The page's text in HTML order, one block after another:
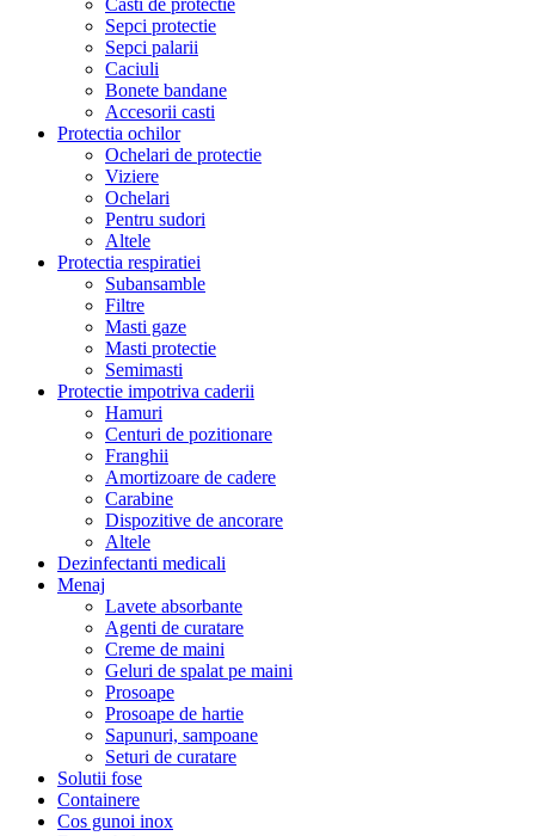
Casti de protectie
Sepci protectie
Sepci palarii
Caciuli
Bonete bandane
Accesorii casti
Protectia ochilor
Ochelari de protectie
Viziere
Ochelari
Pentru sudori
Altele
Protectia respiratiei
Subansamble
Filtre
Masti gaze
Masti protectie
Semimasti
Protectie impotriva caderii
Hamuri
Centuri de pozitionare
Franghii
Amortizoare de cadere
Carabine
Dispozitive de ancorare
Altele
Dezinfectanti medicali
Menaj
Lavete absorbante
Agenti de curatare
Creme de maini
Geluri de spalat pe maini
Prosoape
Prosoape de hartie
Sapunuri, sampoane
Seturi de curatare
Solutii fose
Containere
Cos gunoi inox